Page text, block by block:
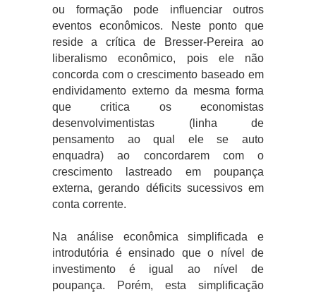
ou formação pode influenciar outros
eventos econômicos. Neste ponto que
reside a crítica de Bresser-Pereira ao
liberalismo econômico, pois ele não
concorda com o crescimento baseado em
endividamento externo da mesma forma
que critica os economistas
desenvolvimentistas (linha de
pensamento ao qual ele se auto
enquadra) ao concordarem com o
crescimento lastreado em poupança
externa, gerando déficits sucessivos em
conta corrente.
Na análise econômica simplificada e
introdutória é ensinado que o nível de
investimento é igual ao nível de
poupança. Porém, esta simplificação